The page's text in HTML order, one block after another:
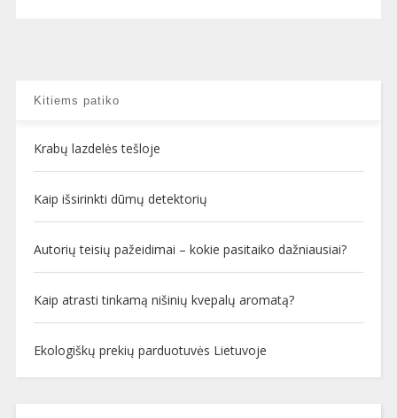
Kitiems patiko
Krabų lazdelės tešloje
Kaip išsirinkti dūmų detektorių
Autorių teisių pažeidimai – kokie pasitaiko dažniausiai?
Kaip atrasti tinkamą nišinių kvepalų aromatą?
Ekologiškų prekių parduotuvės Lietuvoje